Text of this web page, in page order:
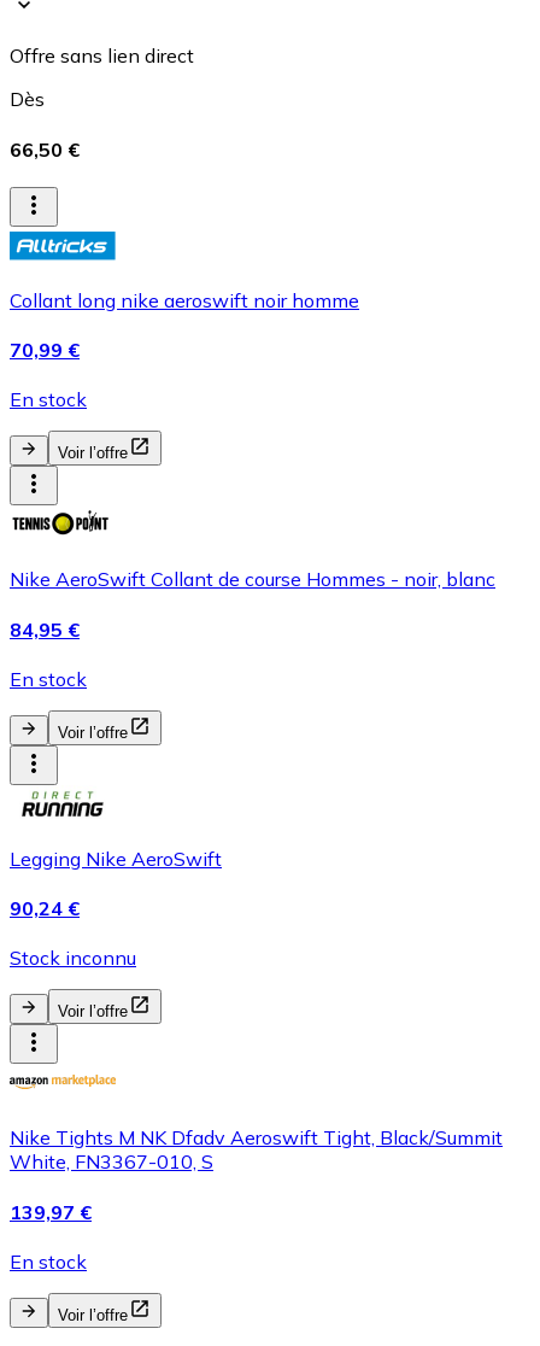
Offre sans lien direct
Dès
66,50 €
Collant long nike aeroswift noir homme
70,99 €
En stock
Voir l’offre
Nike AeroSwift Collant de course Hommes - noir, blanc
84,95 €
En stock
Voir l’offre
Legging Nike AeroSwift
90,24 €
Stock inconnu
Voir l’offre
Nike Tights M NK Dfadv Aeroswift Tight, Black/Summit
White, FN3367-010, S
139,97 €
En stock
Voir l’offre